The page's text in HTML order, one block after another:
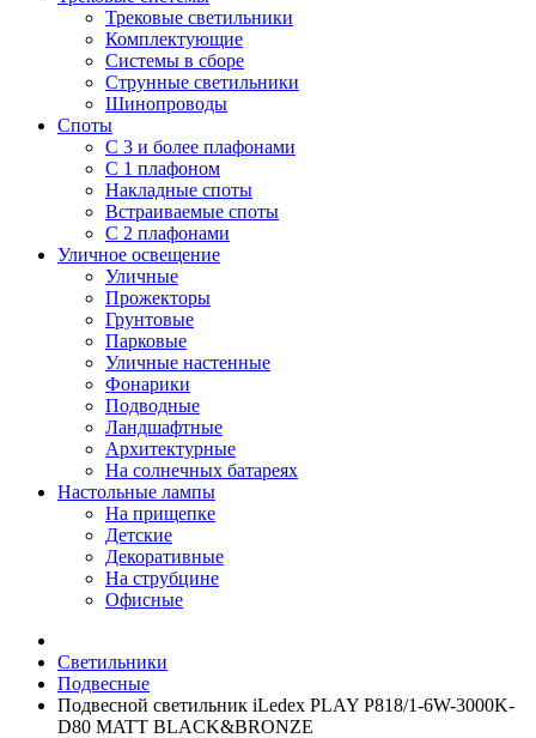
Трековые светильники
Комплектующие
Системы в сборе
Струнные светильники
Шинопроводы
Споты
С 3 и более плафонами
С 1 плафоном
Накладные споты
Встраиваемые споты
С 2 плафонами
Уличное освещение
Уличные
Прожекторы
Грунтовые
Парковые
Уличные настенные
Фонарики
Подводные
Ландшафтные
Архитектурные
На солнечных батареях
Настольные лампы
На прищепке
Детские
Декоративные
На струбцине
Офисные
Светильники
Подвесные
Подвесной светильник iLedex PLAY P818/1-6W-3000K-
D80 MATT BLACK&BRONZE